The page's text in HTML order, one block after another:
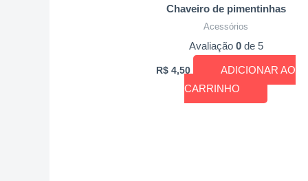
Chaveiro de pimentinhas
Acessórios
Avaliação 0de 5
R$ 4,50
ADICIONAR AO
CARRINHO